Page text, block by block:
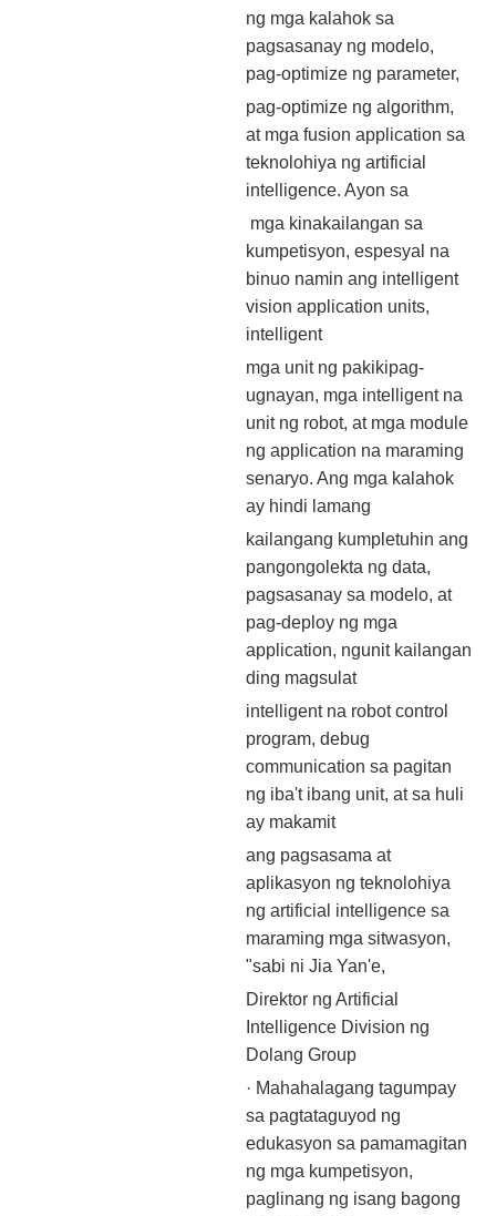
ng mga kalahok sa
pagsasanay ng modelo,
pag-optimize ng parameter,
pag-optimize ng algorithm,
at mga fusion application sa
teknolohiya ng artificial
intelligence. Ayon sa
mga kinakailangan sa
kumpetisyon, espesyal na
binuo namin ang intelligent
vision application units,
intelligent
mga unit ng pakikipag-
ugnayan, mga intelligent na
unit ng robot, at mga module
ng application na maraming
senaryo. Ang mga kalahok
ay hindi lamang
kailangang kumpletuhin ang
pangongolekta ng data,
pagsasanay sa modelo, at
pag-deploy ng mga
application, ngunit kailangan
ding magsulat
intelligent na robot control
program, debug
communication sa pagitan
ng iba't ibang unit, at sa huli
ay makamit
ang pagsasama at
aplikasyon ng teknolohiya
ng artificial intelligence sa
maraming mga sitwasyon,
"sabi ni Jia Yan'e,
Direktor ng Artificial
Intelligence Division ng
Dolang Group
· Mahahalagang tagumpay
sa pagtataguyod ng
edukasyon sa pamamagitan
ng mga kumpetisyon,
paglinang ng isang bagong